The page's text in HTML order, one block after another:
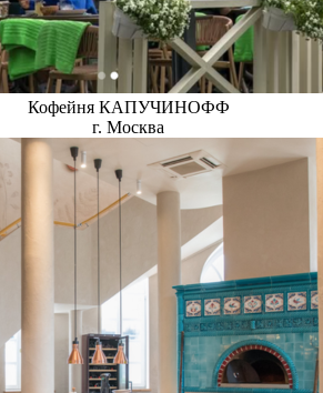
Кофейня КАПУЧИНОФФ
г. Москва